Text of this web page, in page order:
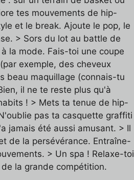
tes mouvements de hip-
et le break. Ajoute le pop, le
> Sors du lot au battle de
la mode. Fais-toi une coupe
exemple, des cheveux
beau maquillage (connais-tu
il ne te reste plus qu'à
! > Mets ta tenue de hip-
pas ta casquette graffiti
jamais été aussi amusant. > Il
de la persévérance. Entraîne-
> Un spa ! Relaxe-toi
la grande compétition.